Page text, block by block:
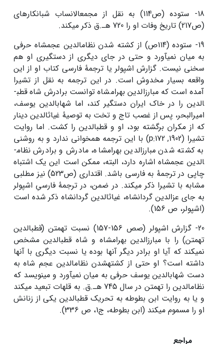
18- ستوده (ص114) به نقل از مجمع­الانساب شبانکاره­ای
(ص217) تاریخ وفات او را 720 هـ.ق ذکر می­کند.
19- ستوده (114ص) از کشته شدن نظام­الدین عجم­شاه حرفی
به میان نمی­آورد و حتی در جای دیگری از دستگیری او هم
سخنی نیست. گزارش اشپولر یا ترجمۀ فارسی کتاب او از این
واقعه بسیار مخدوش است. در این ترجمه به نقل از تشیرا
آمده است که مبارزالدین بهرام­شاه توانست برادرش شاه قطب­
الدین را در خاک ایران دستگیر کند، اما شهاب­الدین یوسف،
امیرالبحر، پس از غصب تاج و تخت به توصیۀ غیاث­الدین دینار
که از مکران برگشته بود، او و قطب­الدین را کشت. اما روایت
تشیرا (1902, p:172) با این ترجمه هم­خوانی ندارد و به روشنی
به کشته شدن مبارزالدین بهرام­شاه، مادرش و برادرش نظام­
الدین عجم­شاه اشاره دارد، البته، ممکن است این یک اشتباه
چاپی در ترجمۀ به فارسی باشد. اقتداری (ص523) نیز مطلبی
مشابه با تشیرا ذکر می­کند. در ضمن، در ترجمۀ فارسیِ اشپولر
به جای عزالدین گردان­شاه، غیاث­الدین گردان­شاه ذکر شده است
(اشپولر، ص 156).
20- گزارش اشپولر (صص 156-157) نسبت تهمتن (قطب­الدین
تهمتن) را با مبارزالدین بهرام­شاه و شاه قطب­الدین مشخص
نمی­کند که آیا او برادر دیگر آنها بوده یا نسبت دیگری با آنها
داشته است؟ او حتی از کشته­شدن نظام­الدین عجم شاه به
دست شهاب­الدین یوسف حرفی به میان نمی­آورد و می­نویسد که
نظام­الدین را تهمتن در سال 745 هـ.ق. به قلهات تبعید می­کند
و یا به روایت ابن بطوطه به تحریک قطب­الدین یکی از زنانش
او را مسموم می­کند (ابن بطوطه، ج1، ص 336).
مراجع